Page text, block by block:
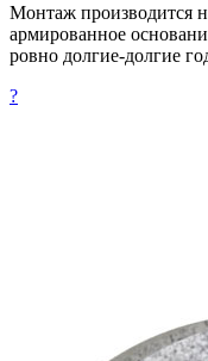
Монтаж производится
армированное
ровно долгие-долгие
?